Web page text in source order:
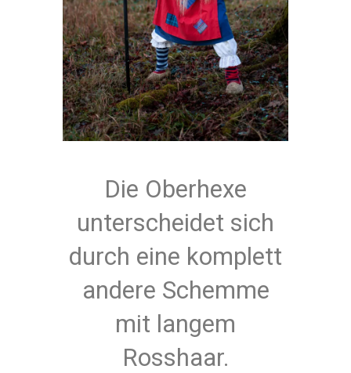
Die Oberhexe
unterscheidet sich
durch eine komplett
andere Schemme
mit langem
Rosshaar.